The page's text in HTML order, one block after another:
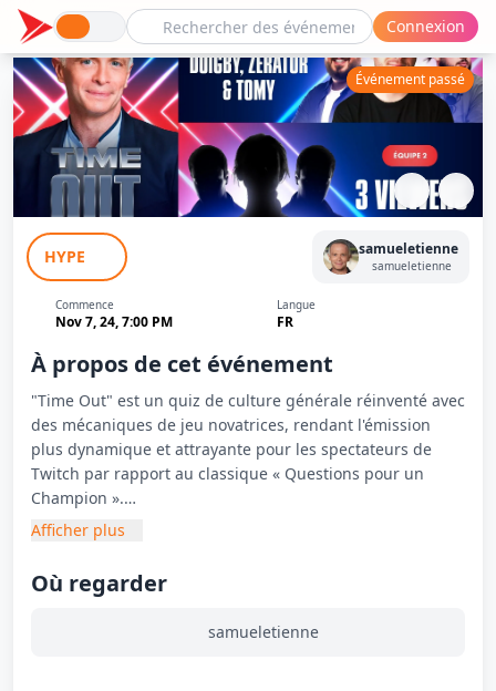
Connexion
Time Out avec Zerator / Doigby /
Événement passé
HYPE samueletienne
samueletienne
Commence
Nov 7, 24, 7:00 PM
Langue
FR
À propos de cet événement
"Time Out" est un quiz de culture générale réinventé avec
des mécaniques de jeu novatrices, rendant l'émission
plus dynamique et attrayante pour les spectateurs de
Twitch par rapport au classique « Questions pour un
Champion ».
1 équipe de STREAMERS vs 1 équipe de VIEWERS.
Afficher plus
Où regarder
samueletienne